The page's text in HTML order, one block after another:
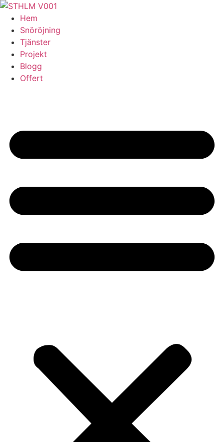
Skip
content
Hem
Snöröjning
Tjänster
Projekt
Blogg
Offert